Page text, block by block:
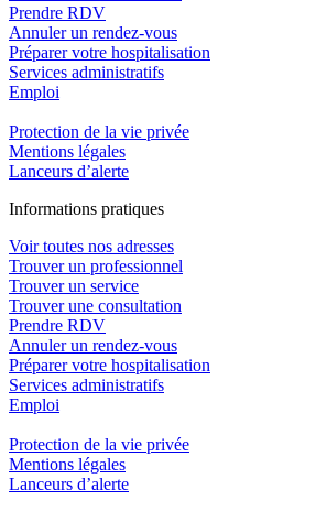
Prendre RDV
Annuler un rendez-vous
Préparer votre hospitalisation
Services administratifs
Emploi​
Protection de la vie privée
Mentions légales
Lanceurs d’alerte
Informations pratiques
Voir toutes nos adresses
Trouver un professionnel
Trouver un service
Trouver une consultation
Prendre RDV
Annuler un rendez-vous
Préparer votre hospitalisation
Services administratifs
Emploi​
Protection de la vie privée
Mentions légales
Lanceurs d’alerte